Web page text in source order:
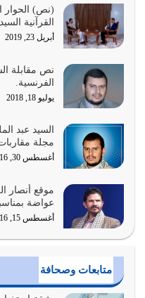
السبب الرئيسي لشقاء
لحدود الله بالإضافات للدين
أغسطس 1, 2026
أبرز أسباب الشقاء هو
المتمثل في القرآن الكريم
يوليو 31, 2026
أولياء الشيطان كلما
أكثر ضعفاً
يوليو 30, 2026
وعد الله تعالى من يُقتل
والاستبشار والنجاة
يوليو 29, 2026
القرآن الكريم هو أهم
معرفة شخصيته معرفة
يوليو 28, 2026
(نص) الحوار
القرآنية
أبريل 23, 2019
نص مقابلة
الفرنسية.
يوليو 18, 2018
السيد عبد
مجلة
أغسطس 30, 2016
موقع أنصار
عواضة
أغسطس 15, 2016
متابعات وصحافة